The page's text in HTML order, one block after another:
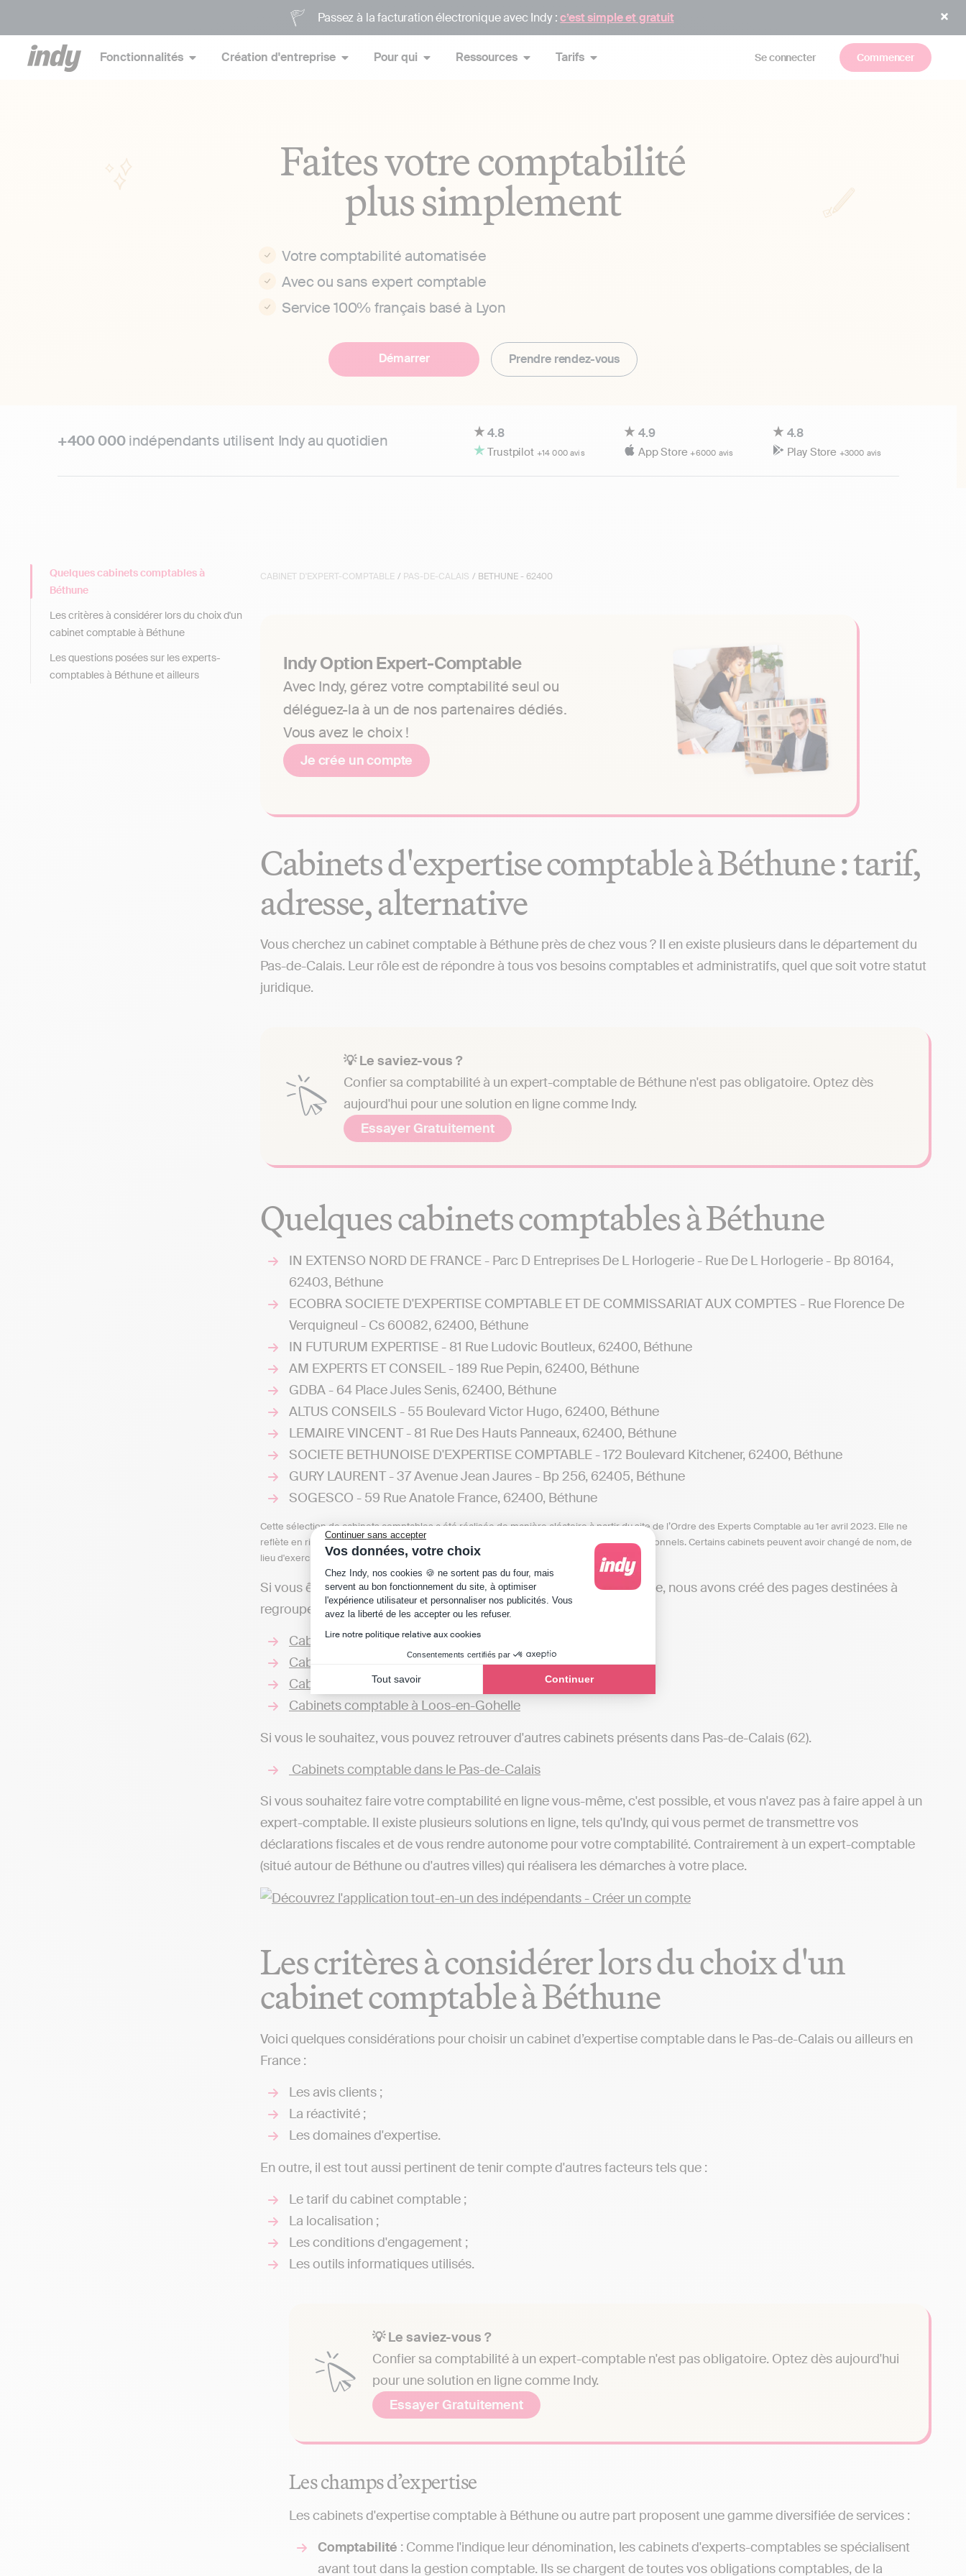
Continuer sans accepter
Vos données, votre choix
Plateforme de Gestion du Consentement : Personnalisez vos Options
Chez Indy, nos cookies 🍪 ne sortent pas du four, mais
servent au bon fonctionnement du site, à optimiser
l'expérience utilisateur et personnaliser nos publicités. Vous
avez la liberté de les accepter ou les refuser.
Lire notre politique relative aux cookies
Consentements certifiés par
Tout savoir Continuer
Axeptio consent
Passez à la facturation électronique avec Indy :c’est simple et gratuit
Fonctionnalités Création d'entreprise Pour qui Ressources Tarifs Se connecter Commencer
Faites votre comptabilité
plus simplement
Votre comptabilité automatisée
Avec ou sans expert comptable
Service 100% français basé à Lyon
Démarrer Prendre rendez-vous
+400 000indépendants utilisent Indy au quotidien 4.8
Trustpilot +14 000 avis
4.9
App Store+6000 avis
4.8
Play Store +3000 avis
CABINET D'EXPERT-COMPTABLE / PAS-DE-CALAIS / BETHUNE - 62400
Indy Option Expert-Comptable
Avec Indy, gérez votre comptabilité seul ou
déléguez-la à un de nos partenaires dédiés.
Vous avez le choix !
Je crée un compte
Cabinets d'expertise comptable à Béthune : tarif,
adresse, alternative
Vous cherchez un cabinet comptable à Béthune près de chez vous ? Il en existe plusieurs dans le département du
Pas-de-Calais. Leur rôle est de répondre à tous vos besoins comptables et administratifs, quel que soit votre statut
juridique.
💡 Le saviez-vous ?
Confier sa comptabilité à un expert-comptable de Béthune n'est pas obligatoire. Optez dès
aujourd'hui pour une solution en ligne comme Indy.
Essayer Gratuitement
Quelques cabinets comptables à Béthune
IN EXTENSO NORD DE FRANCE - Parc D Entreprises De L Horlogerie - Rue De L Horlogerie - Bp 80164,
62403, Béthune
ECOBRA SOCIETE D'EXPERTISE COMPTABLE ET DE COMMISSARIAT AUX COMPTES - Rue Florence De
Verquigneul - Cs 60082, 62400, Béthune
IN FUTURUM EXPERTISE - 81 Rue Ludovic Boutleux, 62400, Béthune
AM EXPERTS ET CONSEIL - 189 Rue Pepin, 62400, Béthune
GDBA - 64 Place Jules Senis, 62400, Béthune
ALTUS CONSEILS - 55 Boulevard Victor Hugo, 62400, Béthune
LEMAIRE VINCENT - 81 Rue Des Hauts Panneaux, 62400, Béthune
SOCIETE BETHUNOISE D'EXPERTISE COMPTABLE - 172 Boulevard Kitchener, 62400, Béthune
GURY LAURENT - 37 Avenue Jean Jaures - Bp 256, 62405, Béthune
SOGESCO - 59 Rue Anatole France, 62400, Béthune
Cette sélection de cabinets comptables a été réalisée de manière aléatoire à partir du site de l’Ordre des Experts Comptable au 1er avril 2023. Elle ne
reflète en rien un avis potentiel d’Indy sur la qualité des services proposés par ces professionnels. Certains cabinets peuvent avoir changé de nom, de
lieu d'exercice, ou même avoir cessé leur activité depuis la date de cette publication.
Si vous êtes à la recherche d'un expert-comptable autour de Béthune, nous avons créé des pages destinées à
regrouper tous les cabinets d'experts-comptables d'autres villes
Cabinets comptable à Lens
Cabinets comptable à Arras
Cabinets comptable à Tilloy-lès-Mofflaines
Cabinets comptable à Loos-en-Gohelle
Si vous le souhaitez, vous pouvez retrouver d'autres cabinets présents dans Pas-de-Calais (62).
Cabinets comptable dans le Pas-de-Calais
Si vous souhaitez faire votre comptabilité en ligne vous-même, c'est possible, et vous n'avez pas à faire appel à un
expert-comptable. Il existe plusieurs solutions en ligne, tels qu'Indy, qui vous permet de transmettre vos
déclarations fiscales et de vous rendre autonome pour votre comptabilité. Contrairement à un expert-comptable
(situé autour de Béthune ou d'autres villes) qui réalisera les démarches à votre place.
Les critères à considérer lors du choix d'un
cabinet comptable à Béthune
Voici quelques considérations pour choisir un cabinet d’expertise comptable dans le Pas-de-Calais ou ailleurs en
France :
Les avis clients ;
La réactivité ;
Les domaines d'expertise.
En outre, il est tout aussi pertinent de tenir compte d'autres facteurs tels que :
Le tarif du cabinet comptable ;
La localisation ;
Les conditions d'engagement ;
Les outils informatiques utilisés.
💡 Le saviez-vous ?
Confier sa comptabilité à un expert-comptable n'est pas obligatoire. Optez dès aujourd'hui
pour une solution en ligne comme Indy.
Essayer Gratuitement
Les champs d’expertise
Les cabinets d'expertise comptable à Béthune ou autre part proposent une gamme diversifiée de services :
Comptabilité : Comme l'indique leur dénomination, les cabinets d'experts-comptables se spécialisent
avant tout dans la gestion comptable. Ils se chargent de toutes vos obligations comptables, de la
Quelques cabinets comptables à
Béthune
Les critères à considérer lors du choix d'un
cabinet comptable à Béthune
Les questions posées sur les experts-
comptables à Béthune et ailleurs